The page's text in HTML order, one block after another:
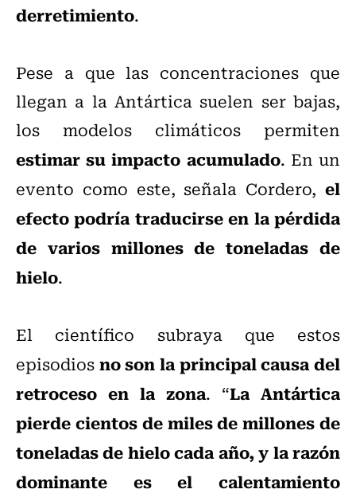
derretimiento.
Pese a que las concentraciones que
llegan a la Antártica suelen ser bajas,
los modelos climáticos permiten
estimar su impacto acumulado. En un
evento como este, señala Cordero, el
efecto podría traducirse en la pérdida
de varios millones de toneladas de
hielo.
El científico subraya que estos
episodiosno son la principal causa del
retroceso en la zona. “La Antártica
pierde cientos de miles de millones de
toneladas de hielo cada año, y la razón
dominante es el calentamiento